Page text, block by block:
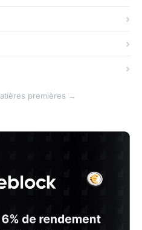
premières →